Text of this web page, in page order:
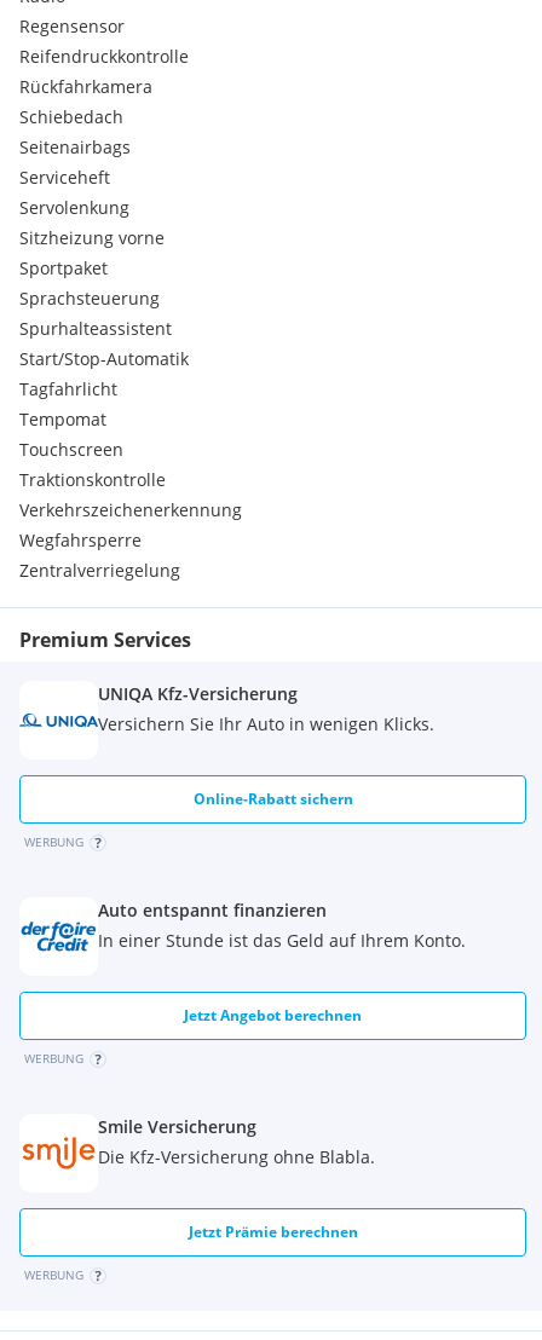
Regensensor
Reifendruckkontrolle
Rückfahrkamera
Schiebedach
Seitenairbags
Serviceheft
Servolenkung
Sitzheizung vorne
Sportpaket
Sprachsteuerung
Spurhalteassistent
Start/Stop-Automatik
Tagfahrlicht
Tempomat
Touchscreen
Traktionskontrolle
Verkehrszeichenerkennung
Wegfahrsperre
Zentralverriegelung
Premium Services
UNIQA Kfz-Versicherung
Versichern Sie Ihr Auto in wenigen Klicks.
Online-Rabatt sichern
WERBUNG
Auto entspannt finanzieren
In einer Stunde ist das Geld auf Ihrem Konto.
Jetzt Angebot berechnen
WERBUNG
Smile Versicherung
Die Kfz-Versicherung ohne Blabla.
Jetzt Prämie berechnen
WERBUNG